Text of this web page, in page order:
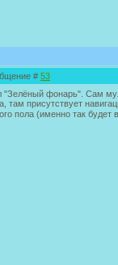
# 53
"Зелёный фонарь". Сам
там присутствует
пола (именно так будет